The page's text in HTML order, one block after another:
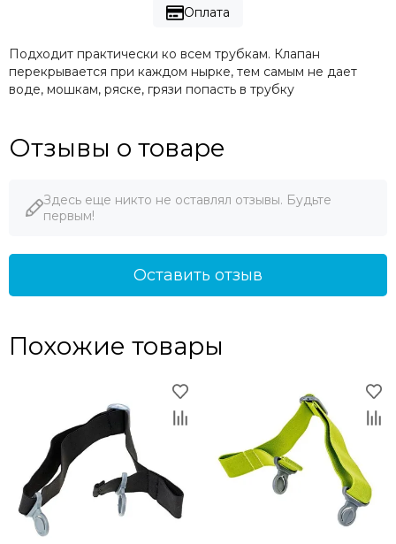
Оплата
Подходит практически ко всем трубкам. Клапан
перекрывается при каждом нырке, тем самым не дает
воде, мошкам, ряске, грязи попасть в трубку
Отзывы о товаре
Здесь еще никто не оставлял отзывы. Будьте
первым!
Оставить отзыв
Похожие товары